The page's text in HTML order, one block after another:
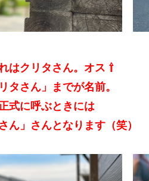
はクリタさん。オス ⇧
リタさん」までが名前。
式に呼ぶときには
ん」さんとなります（笑）